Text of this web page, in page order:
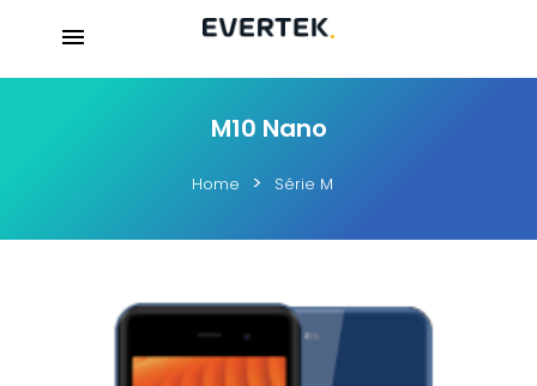
M10 Nano
Home Série M